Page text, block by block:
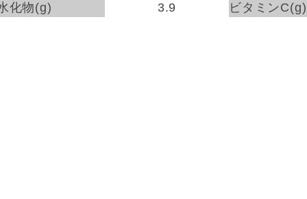
化物(g) 3.9 ビタミンC(g)